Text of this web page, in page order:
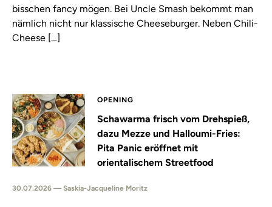
bisschen fancy mögen. Bei Uncle Smash bekommt man
nämlich nicht nur klassische Cheeseburger. Neben Chili-
Cheese […]
OPENING
Schawarma frisch vom Drehspieß,
dazu Mezze und Halloumi-Fries:
Pita Panic eröffnet mit
orientalischem Streetfood
30.07.2026 — Saskia-Jacqueline Moritz